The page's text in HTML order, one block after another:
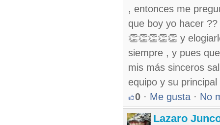
, entonces me
que boy yo hacer
👏👏👏👏👏 y
siempre , y pues
mis más sinceros
equipo y su
0 · Me gusta · No
Lazaro